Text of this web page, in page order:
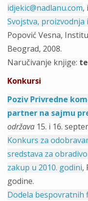
idjekic@nadlanu.com,
Svojstva, proizvodnja
Popović Vesna,
Beograd, 2008.
Naručivanje knjige:
Konkursi
Poziv Privredne
partner na sajmu
održava 15. i 16.
Konkurs za
sredstava za
zakup u 2010. godini,
godine.
Dodela bespovratnih